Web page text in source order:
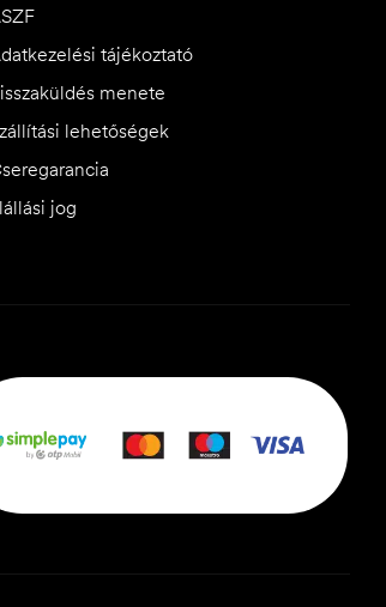
tájékoztató
menete
lehetőségek
jog